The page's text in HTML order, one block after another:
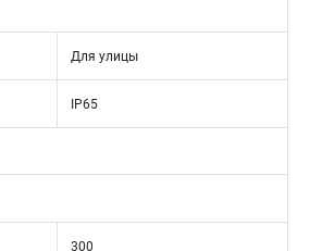
Для улицы
IP65
300